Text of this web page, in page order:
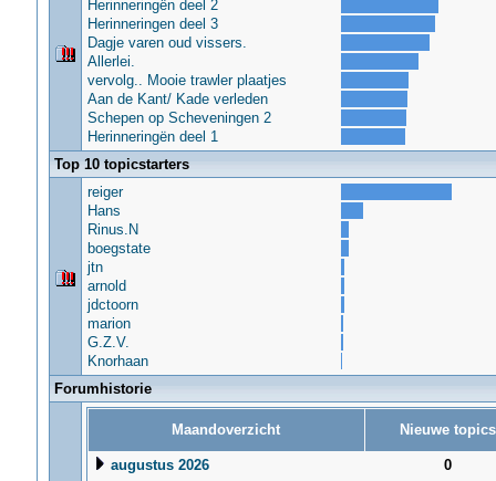
Herinneringën deel 2
Herinneringen deel 3
Dagje varen oud vissers.
Allerlei.
vervolg.. Mooie trawler plaatjes
Aan de Kant/ Kade verleden
Schepen op Scheveningen 2
Herinneringën deel 1
Top 10 topicstarters
reiger
Hans
Rinus.N
boegstate
jtn
arnold
jdctoorn
marion
G.Z.V.
Knorhaan
Forumhistorie
Maandoverzicht Nieuwe topics
augustus 2026
0